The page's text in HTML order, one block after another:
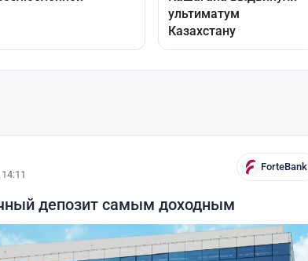
ForteBank
депозит самым доходным